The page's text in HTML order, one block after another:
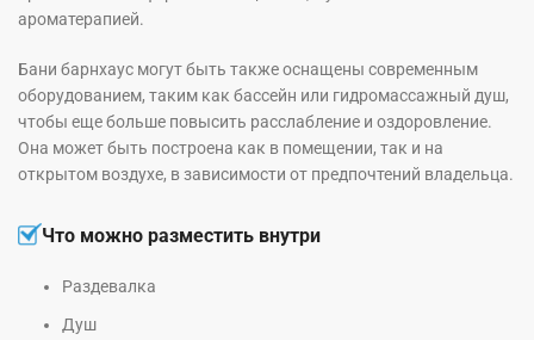
ароматерапией.
Бани барнхаус могут быть также оснащены современным
оборудованием, таким как бассейн или гидромассажный душ,
чтобы еще больше повысить расслабление и оздоровление.
Она может быть построена как в помещении, так и на
открытом воздухе, в зависимости от предпочтений владельца.
Что можно разместить внутри
Раздевалка
Душ